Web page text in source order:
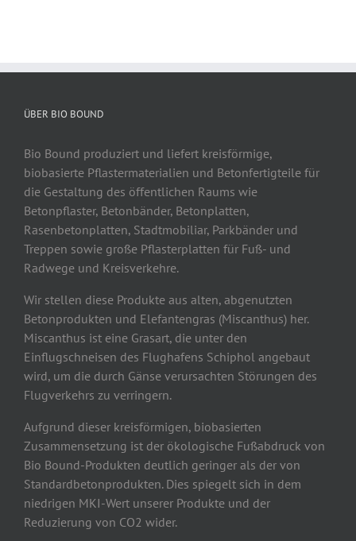
ÜBER BIO BOUND
Bio Bound produziert und liefert kreisförmige,
biobasierte Pflastermaterialien und Betonfertigteile für
die Gestaltung des öffentlichen Raums wie
Betonpflaster, Betonbänder, Betonplatten,
Rasenbetonplatten, Stadtmobiliar, Parkbänder und
Treppen sowie große Pflasterplatten für Fuß- und
Radwege und Kreisverkehre.
Wir stellen diese Produkte aus alten, abgenutzten
Betonprodukten und Elefantengras (Miscanthus) her.
Miscanthus ist eine Grasart, die unter den
Einflugschneisen des Flughafens Schiphol angebaut
wird, um die durch Gänse verursachten Störungen des
Flugverkehrs zu verringern.
Aufgrund dieser kreisförmigen, biobasierten
Zusammensetzung ist der ökologische Fußabdruck von
Bio Bound-Produkten deutlich geringer als der von
Standardbetonprodukten. Dies spiegelt sich in dem
niedrigen MKI-Wert unserer Produkte und der
Reduzierung von CO2 wider.